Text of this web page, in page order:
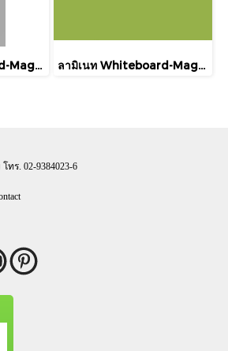
ลามิเนท Whiteboard-Magnetic DH110 Formica Laminate Light Grey Magnetic Whiteboard ลามิเนท Whiteboard-Magnetic DH112 Formica Laminate Applegreen Magnetic Whiteboard
ร. 02-9384023-6